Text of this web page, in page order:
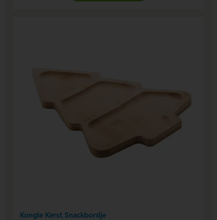
Kongle Kerst Snackbordje